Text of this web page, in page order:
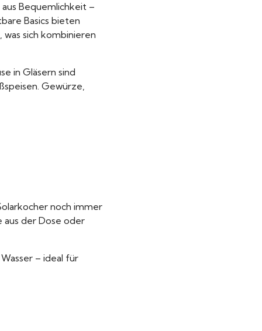
Bequemlichkeit –
Basics bieten
sich kombinieren
in Gläsern sind
Gewürze,
noch immer
aus der Dose oder
– ideal für